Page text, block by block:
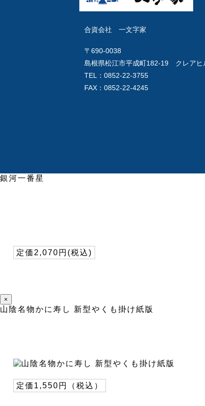
合資会社 一文字家
〒690-0038
島根県松江市平成町182-19 クレアヒ
TEL：0852-22-3755
FAX：0852-22-4245
銀河一番星
定価2,070円(税込)
×
山陰名物かに寿し 新型やくも掛け紙版
定価1,550円（税込）